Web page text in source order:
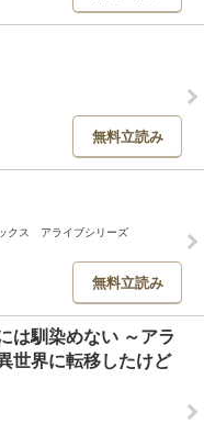
無料立読み
クス アライブシリーズ
無料立読み
は馴染めない ～アラ
世界に転移したけど